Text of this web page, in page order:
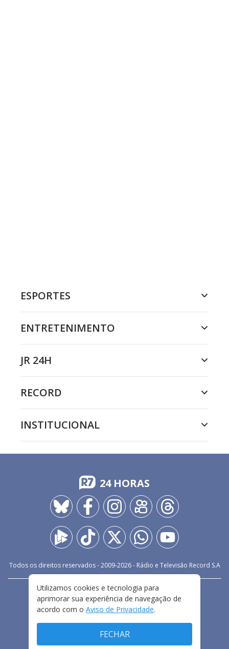
ESPORTES
ENTRETENIMENTO
JR 24H
RECORD
INSTITUCIONAL
24 HORAS
Todos os direitos reservados - 2009-2026- Rádio e Televisão Record S.A
FALE CONOSCO
PRIVACIDADE
TERMOS E CONDIÇÕES DE USO
Utilizamos cookies e tecnologia para
aprimorar sua experiência de navegação de
acordo com o Aviso de Privacidade.
FECHAR